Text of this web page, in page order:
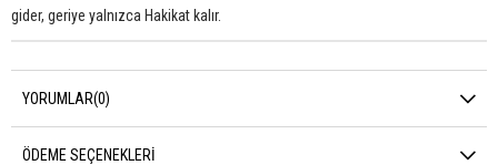
gider, geriye yalnızca Hakikat kalır.
YORUMLAR(0)
ÖDEME SEÇENEKLERI